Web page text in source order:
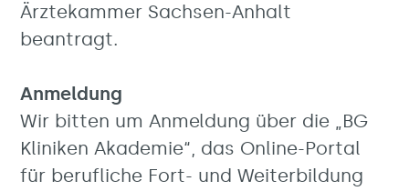
Ärztekammer Sachsen-Anhalt
beantragt.
Anmeldung
Wir bitten um Anmeldung über die „BG
Kliniken Akademie“, das Online-Portal
für berufliche Fort- und Weiterbildung